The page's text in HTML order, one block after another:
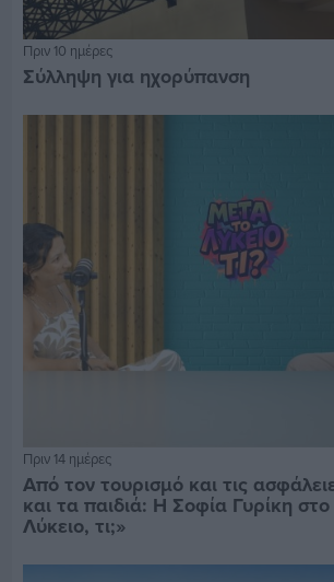
Πριν 10 ημέρες
Σύλληψη για ηχορύπανση
Πριν 14 ημέρες
Από τον τουρισμό και τις
και τα παιδιά: Η Σοφία Γυρίκη
Λύκειο, τι;»